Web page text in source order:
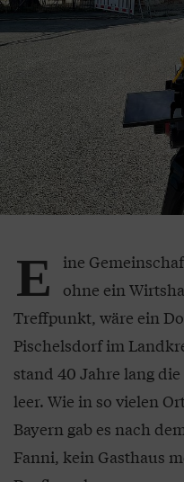
E
ine
ohne ein
Treffpunkt, wäre ein
Pischelsdorf im
stand 40 Jahre lang
leer. Wie in so vielen
Bayern gab es nach
Fanni, kein Gasthaus